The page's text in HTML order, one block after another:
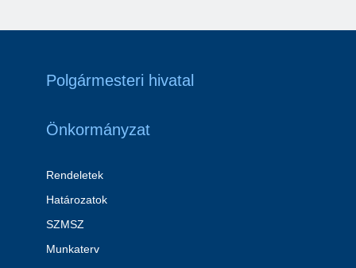
Polgármesteri hivatal
Önkormányzat
Rendeletek
Határozatok
SZMSZ
Munkaterv